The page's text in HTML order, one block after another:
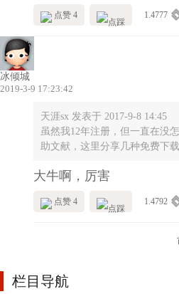
点赞 4 1.4777
冰倾城
2019-3-9 17:23:42
天涯sx 发表于 2017-9-8 14:45
虽然我12年注册，但一直在没
助文献，这里分享几种免费下
大牛啊，厉害
点赞 4 1.4792
栏目导航